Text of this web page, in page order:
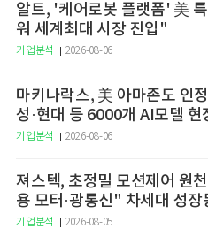
알트, '케어로봇 플랫폼' 美
워 세계최대 시장 진입"
기업분석 2026-08-06
마키나락스, 美 아마존도 인
성·현대 등 6000개 AI모델 현
기업분석 2026-08-06
져스텍, 초정밀 모션제어 원
용 모터·광통신" 차세대 성장
기업분석 2026-08-05